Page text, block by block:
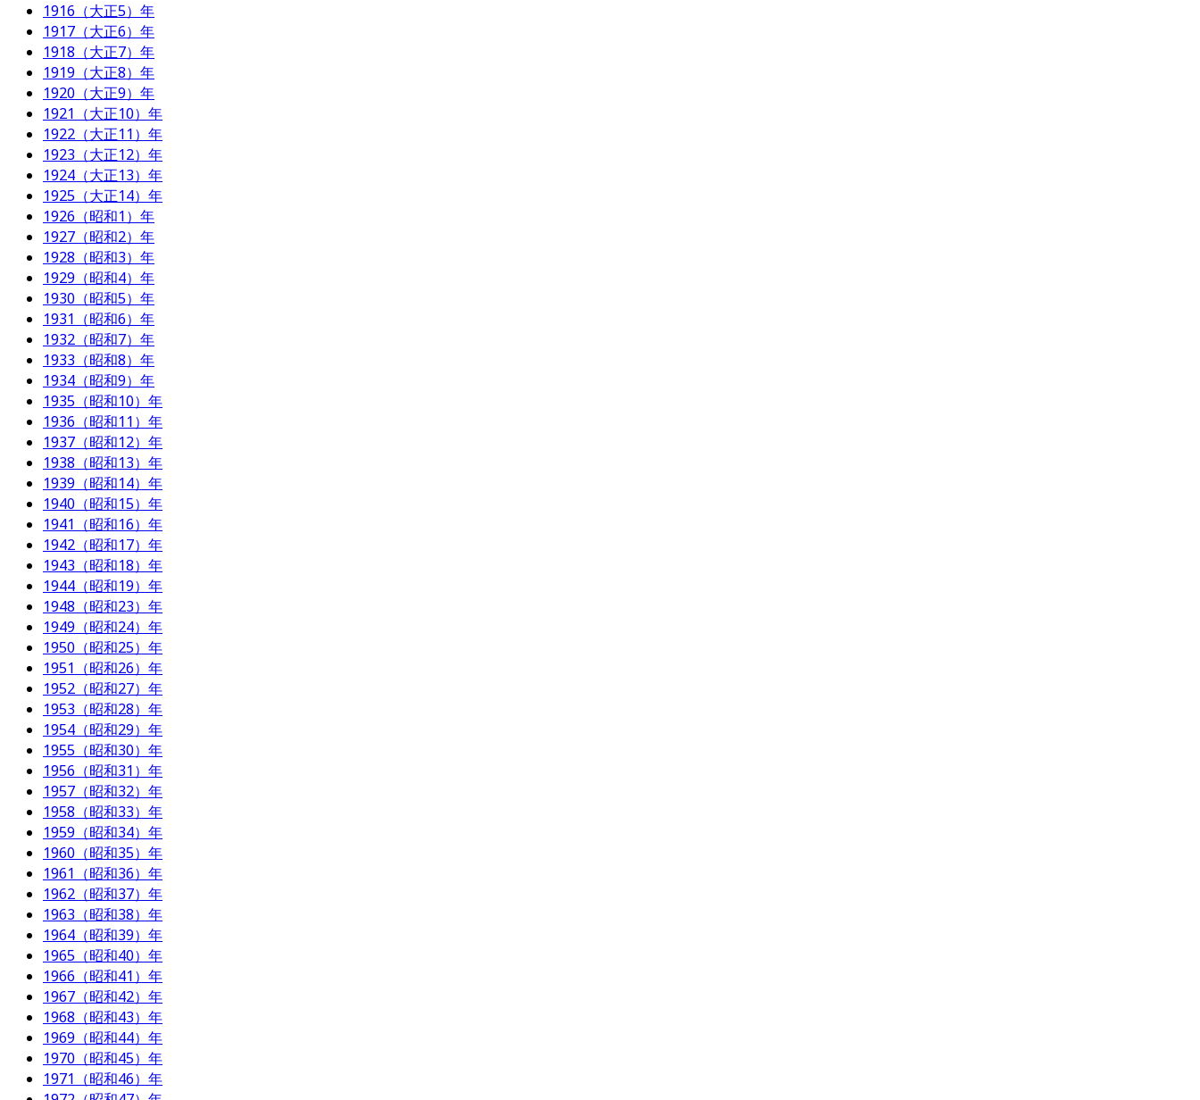
1916（大正5）年
1917（大正6）年
1918（大正7）年
1919（大正8）年
1920（大正9）年
1921（大正10）年
1922（大正11）年
1923（大正12）年
1924（大正13）年
1925（大正14）年
1926（昭和1）年
1927（昭和2）年
1928（昭和3）年
1929（昭和4）年
1930（昭和5）年
1931（昭和6）年
1932（昭和7）年
1933（昭和8）年
1934（昭和9）年
1935（昭和10）年
1936（昭和11）年
1937（昭和12）年
1938（昭和13）年
1939（昭和14）年
1940（昭和15）年
1941（昭和16）年
1942（昭和17）年
1943（昭和18）年
1944（昭和19）年
1948（昭和23）年
1949（昭和24）年
1950（昭和25）年
1951（昭和26）年
1952（昭和27）年
1953（昭和28）年
1954（昭和29）年
1955（昭和30）年
1956（昭和31）年
1957（昭和32）年
1958（昭和33）年
1959（昭和34）年
1960（昭和35）年
1961（昭和36）年
1962（昭和37）年
1963（昭和38）年
1964（昭和39）年
1965（昭和40）年
1966（昭和41）年
1967（昭和42）年
1968（昭和43）年
1969（昭和44）年
1970（昭和45）年
1971（昭和46）年